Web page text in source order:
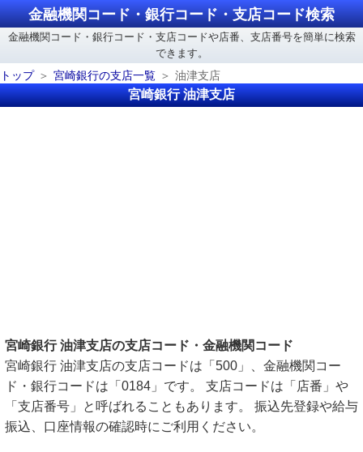
金融機関コード・銀行コード・支店コード検索
金融機関コード・銀行コード・支店コードや店番、支店番号を簡単に検索
できます。
トップ
宮崎銀行の支店一覧 油津支店
宮崎銀行 油津支店
宮崎銀行 油津支店の支店コード・金融機関コード
宮崎銀行 油津支店の支店コードは「500」、金融機関コー
ド・銀行コードは「0184」です。 支店コードは「店番」や
「支店番号」と呼ばれることもあります。 振込先登録や給与
振込、口座情報の確認時にご利用ください。